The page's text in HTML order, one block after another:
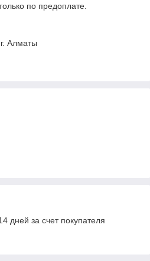
по предоплате.
Алматы
дней за счет покупателя